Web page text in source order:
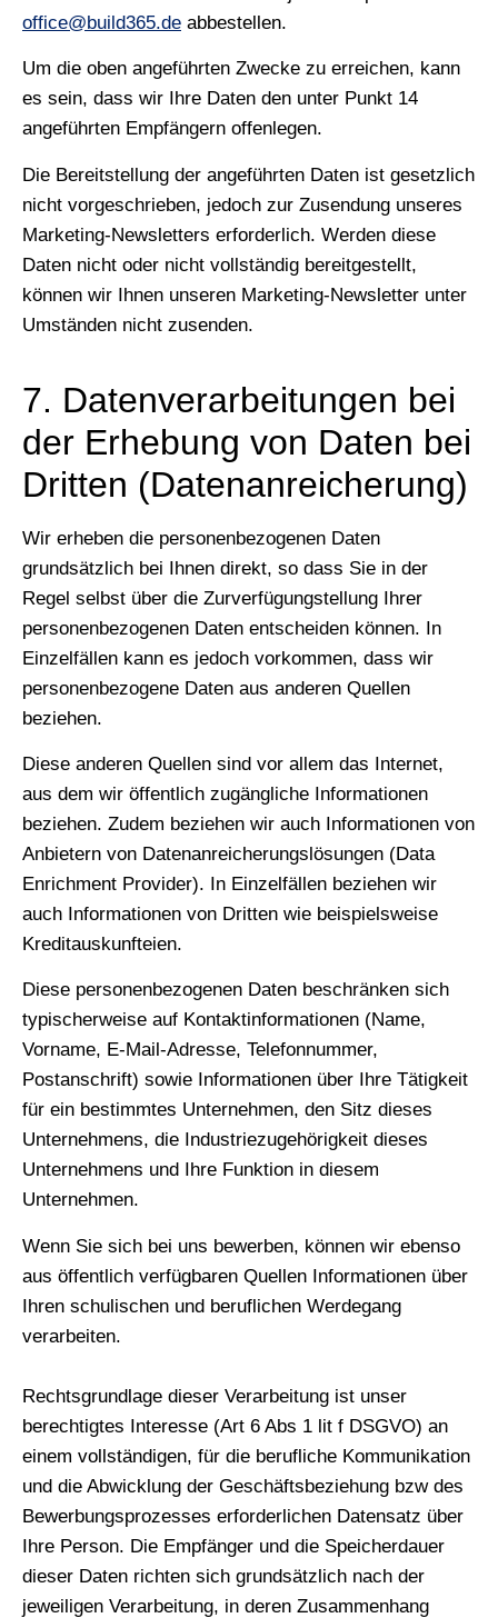
office@build365.de abbestellen.
Um die oben angeführten Zwecke zu erreichen, kann
es sein, dass wir Ihre Daten den unter Punkt 14
angeführten Empfängern offenlegen.
Die Bereitstellung der angeführten Daten ist gesetzlich
nicht vorgeschrieben, jedoch zur Zusendung unseres
Marketing-Newsletters erforderlich. Werden diese
Daten nicht oder nicht vollständig bereitgestellt,
können wir Ihnen unseren Marketing-Newsletter unter
Umständen nicht zusenden.
7. Datenverarbeitungen bei
der Erhebung von Daten bei
Dritten (Datenanreicherung)
Wir erheben die personenbezogenen Daten
grundsätzlich bei Ihnen direkt, so dass Sie in der
Regel selbst über die Zurverfügungstellung Ihrer
personenbezogenen Daten entscheiden können. In
Einzelfällen kann es jedoch vorkommen, dass wir
personenbezogene Daten aus anderen Quellen
beziehen.
Diese anderen Quellen sind vor allem das Internet,
aus dem wir öffentlich zugängliche Informationen
beziehen. Zudem beziehen wir auch Informationen von
Anbietern von Datenanreicherungslösungen (Data
Enrichment Provider). In Einzelfällen beziehen wir
auch Informationen von Dritten wie beispielsweise
Kreditauskunfteien.
Diese personenbezogenen Daten beschränken sich
typischerweise auf Kontaktinformationen (Name,
Vorname, E-Mail-Adresse, Telefonnummer,
Postanschrift) sowie Informationen über Ihre Tätigkeit
für ein bestimmtes Unternehmen, den Sitz dieses
Unternehmens, die Industriezugehörigkeit dieses
Unternehmens und Ihre Funktion in diesem
Unternehmen.
Wenn Sie sich bei uns bewerben, können wir ebenso
aus öffentlich verfügbaren Quellen Informationen über
Ihren schulischen und beruflichen Werdegang
verarbeiten.
Rechtsgrundlage dieser Verarbeitung ist unser
berechtigtes Interesse (Art 6 Abs 1 lit f DSGVO) an
einem vollständigen, für die berufliche Kommunikation
und die Abwicklung der Geschäftsbeziehung bzw des
Bewerbungsprozesses erforderlichen Datensatz über
Ihre Person. Die Empfänger und die Speicherdauer
dieser Daten richten sich grundsätzlich nach der
jeweiligen Verarbeitung, in deren Zusammenhang